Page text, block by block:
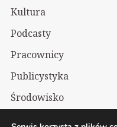
Kultura
Podcasty
Pracownicy
Publicystyka
Środowisko